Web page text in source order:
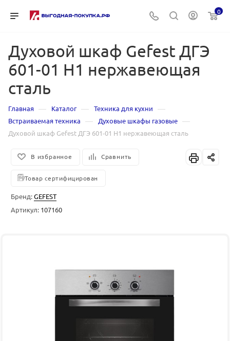
0
Духовой шкаф Gefest ДГЭ
601-01 Н1 нержавеющая
сталь
Главная — Каталог — Техника для кухни —
Встраиваемая техника — Духовые шкафы газовые —
Духовой шкаф Gefest ДГЭ 601-01 Н1 нержавеющая сталь
В избранное Сравнить
Товар сертифицирован
Бренд:GEFEST
Артикул: 107160